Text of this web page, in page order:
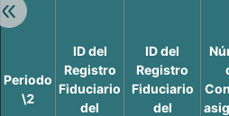
Retroceder:
Periodo
\2
ID del
Registro
Fiduciario
del
ID del
Registro
Fiduciario
del